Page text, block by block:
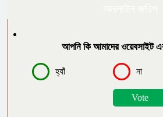
সংঘবদ্ধ ধর্ষণ ৫
আটক-৩
গাইবান্ধায়
আপনি কি আমাদের ওয়েবসাইট
হ্যাঁ না